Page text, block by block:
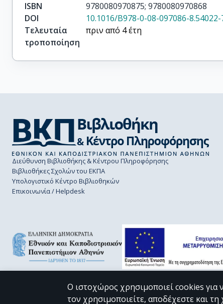
ISBN
9780080970875; 9780080970868
DOI
10.1016/B978-0-08-097086-8.54022-
Τελευταία
τροποποίηση
πριν από 4 έτη
Διεύθυνση Βιβλιοθήκης & Κέντρου Πληροφόρησης
Βιβλιοθήκες Σχολών του ΕΚΠΑ
Υπολογιστικό Κέντρο Βιβλιοθηκών
Επικοινωνία / Helpdesk
Ο ιστοχώρος χρησιμοποιεί cookies για
τον χρησιμοποιείτε, αποδέχεστε και